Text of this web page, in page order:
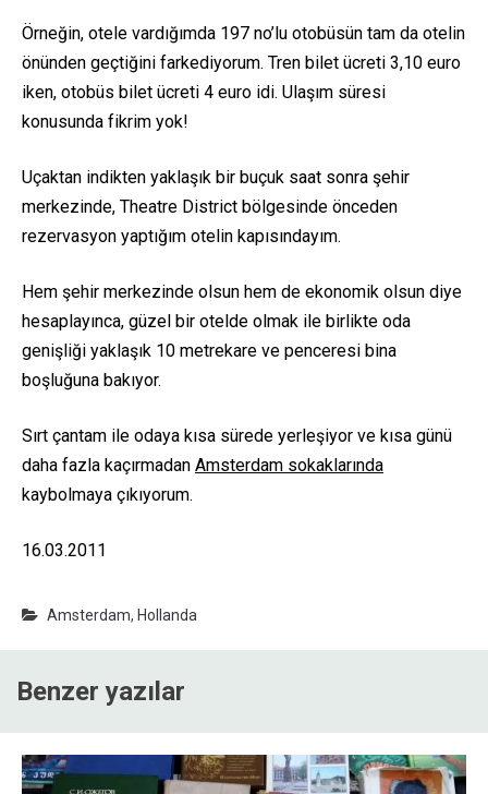
Örneğin, otele vardığımda 197 no’lu otobüsün tam da otelin
önünden geçtiğini farkediyorum. Tren bilet ücreti 3,10 euro
iken, otobüs bilet ücreti 4 euro idi. Ulaşım süresi
konusunda fikrim yok!
Uçaktan indikten yaklaşık bir buçuk saat sonra şehir
merkezinde, Theatre District bölgesinde önceden
rezervasyon yaptığım otelin kapısındayım.
Hem şehir merkezinde olsun hem de ekonomik olsun diye
hesaplayınca, güzel bir otelde olmak ile birlikte oda
genişliği yaklaşık 10 metrekare ve penceresi bina
boşluğuna bakıyor.
Sırt çantam ile odaya kısa sürede yerleşiyor ve kısa günü
daha fazla kaçırmadan Amsterdam sokaklarında
kaybolmaya çıkıyorum.
16.03.2011
Amsterdam, Hollanda
Benzer yazılar